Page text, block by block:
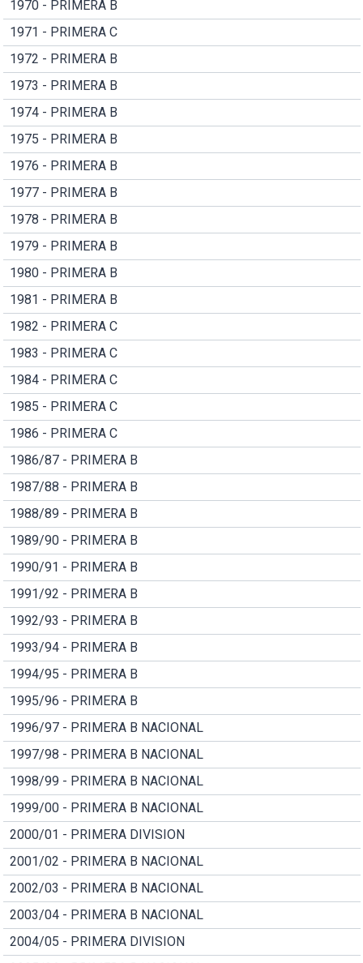
1970 - PRIMERA B
1971 - PRIMERA C
1972 - PRIMERA B
1973 - PRIMERA B
1974 - PRIMERA B
1975 - PRIMERA B
1976 - PRIMERA B
1977 - PRIMERA B
1978 - PRIMERA B
1979 - PRIMERA B
1980 - PRIMERA B
1981 - PRIMERA B
1982 - PRIMERA C
1983 - PRIMERA C
1984 - PRIMERA C
1985 - PRIMERA C
1986 - PRIMERA C
1986/87 - PRIMERA B
1987/88 - PRIMERA B
1988/89 - PRIMERA B
1989/90 - PRIMERA B
1990/91 - PRIMERA B
1991/92 - PRIMERA B
1992/93 - PRIMERA B
1993/94 - PRIMERA B
1994/95 - PRIMERA B
1995/96 - PRIMERA B
1996/97 - PRIMERA B NACIONAL
1997/98 - PRIMERA B NACIONAL
1998/99 - PRIMERA B NACIONAL
1999/00 - PRIMERA B NACIONAL
2000/01 - PRIMERA DIVISION
2001/02 - PRIMERA B NACIONAL
2002/03 - PRIMERA B NACIONAL
2003/04 - PRIMERA B NACIONAL
2004/05 - PRIMERA DIVISION